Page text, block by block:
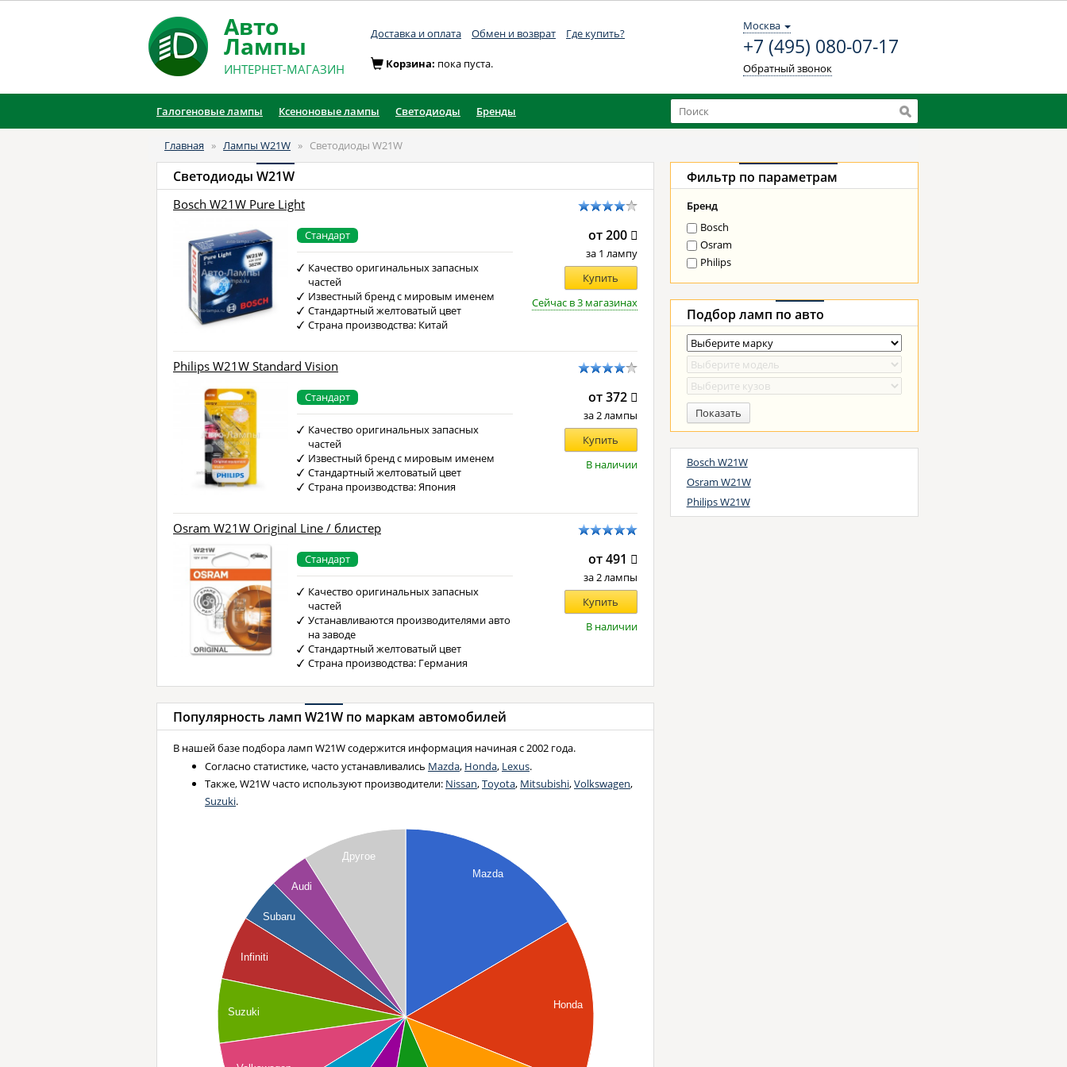
Авто
Лампы
ИНТЕРНЕТ-МАГАЗИН
Доставка и оплата Обмен и возврат Где купить?
Москва
+7 (495) 080-07-17
Обратный звонок
Корзина: пока пуста.
Галогеновые лампы Ксеноновые лампы Светодиоды Бренды
Главная » Лампы W21W » Светодиоды W21W
Светодиоды W21W
Bosch W21W Pure Light
Стандарт
Качество оригинальных запасных
частей
Известный бренд с мировым именем
Стандартный желтоватый цвет
Страна производства: Китай
от 200
за 1 лампу
Купить
Сейчас в 3 магазинах
Philips W21W Standard Vision
Стандарт
Качество оригинальных запасных
частей
Известный бренд с мировым именем
Стандартный желтоватый цвет
Страна производства: Япония
от 372
за 2 лампы
Купить
В наличии
Osram W21W Original Line / блистер
Стандарт
Качество оригинальных запасных
частей
Устанавливаются производителями авто
на заводе
Стандартный желтоватый цвет
Страна производства: Германия
от 491
за 2 лампы
Купить
В наличии
Популярность ламп W21W по маркам автомобилей
В нашей базе подбора ламп W21W содержится информация начиная с 2002 года.
Согласно статистике, часто устанавливались Mazda, Honda, Lexus.
Также, W21W часто используют производители: Nissan,Toyota, Mitsubishi,Volkswagen,
Suzuki.
Mazda
Honda
Другое
Audi
Subaru
Infiniti
Suzuki
Фильтр по параметрам
Бренд
Bosch
Osram
Philips
Подбор ламп по авто
Показать
Bosch W21W
Osram W21W
Philips W21W